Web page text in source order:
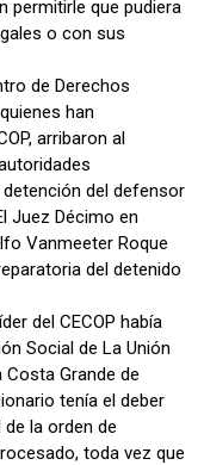
permitirle que pudiera
o con sus
de Derechos
han
arribaron al
del defensor
Juez Décimo en
Vanmeeter Roque
del detenido
del CECOP había
Social de La Unión
Grande de
tenía el deber
la orden de
toda vez que